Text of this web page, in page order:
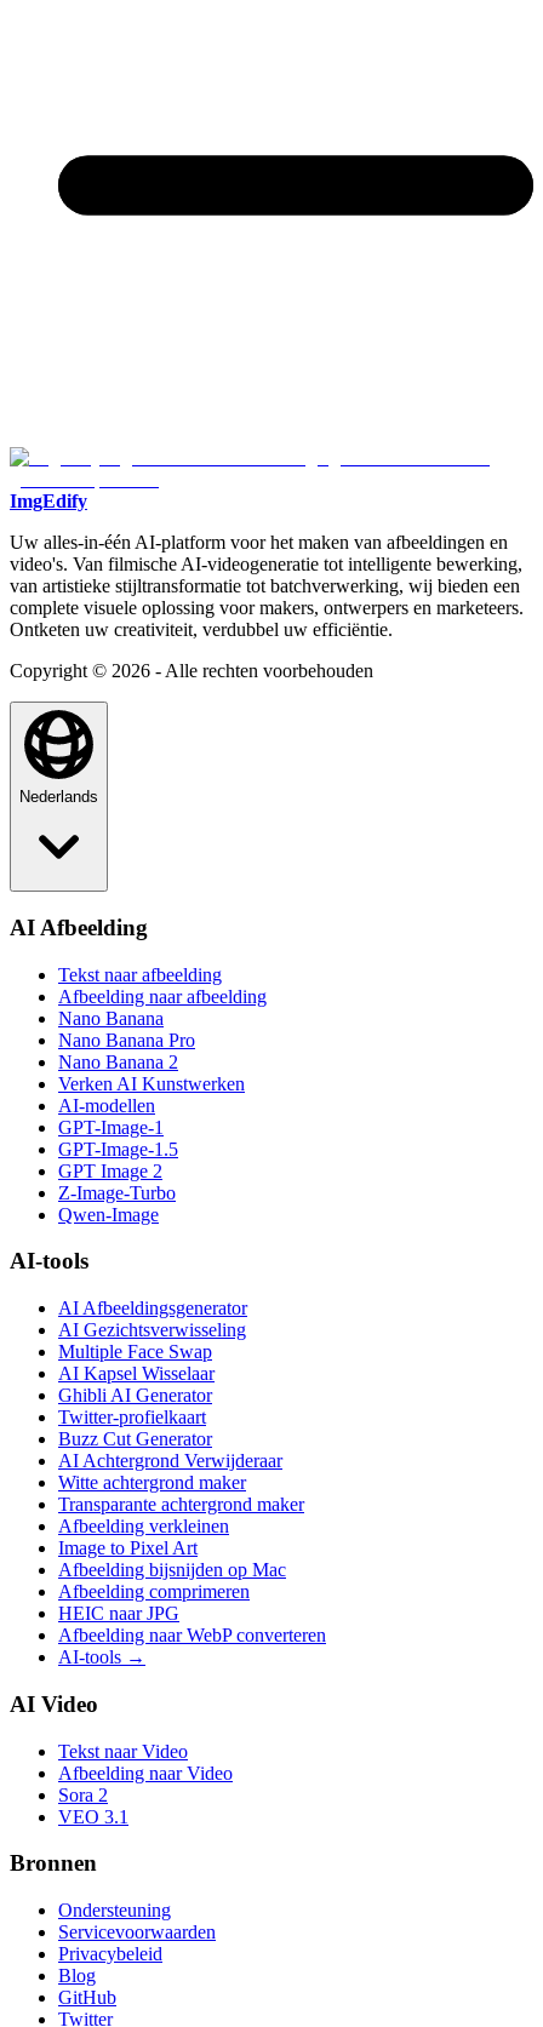
ImgEdify
Uw alles-in-één AI-platform voor het maken van afbeeldingen en
video's. Van filmische AI-videogeneratie tot intelligente bewerking,
van artistieke stijltransformatie tot batchverwerking, wij bieden een
complete visuele oplossing voor makers, ontwerpers en marketeers.
Ontketen uw creativiteit, verdubbel uw efficiëntie.
Copyright © 2026 - Alle rechten voorbehouden
Nederlands
AI Afbeelding
Tekst naar afbeelding
Afbeelding naar afbeelding
Nano Banana
Nano Banana Pro
Nano Banana 2
Verken AI Kunstwerken
AI-modellen
GPT-Image-1
GPT-Image-1.5
GPT Image 2
Z-Image-Turbo
Qwen-Image
AI-tools
AI Afbeeldingsgenerator
AI Gezichtsverwisseling
Multiple Face Swap
AI Kapsel Wisselaar
Ghibli AI Generator
Twitter-profielkaart
Buzz Cut Generator
AI Achtergrond Verwijderaar
Witte achtergrond maker
Transparante achtergrond maker
Afbeelding verkleinen
Image to Pixel Art
Afbeelding bijsnijden op Mac
Afbeelding comprimeren
HEIC naar JPG
Afbeelding naar WebP converteren
AI-tools →
AI Video
Tekst naar Video
Afbeelding naar Video
Sora 2
VEO 3.1
Bronnen
Ondersteuning
Servicevoorwaarden
Privacybeleid
Blog
GitHub
Twitter